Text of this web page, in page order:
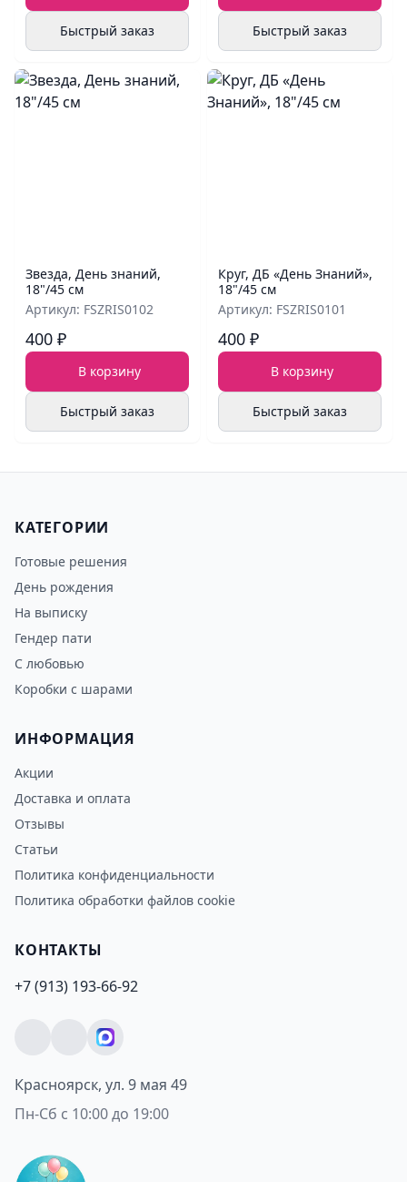
Быстрый заказ Быстрый заказ
Звезда, День знаний,
18"/45 см
Артикул: FSZRIS0102
400 ₽
В корзину
Быстрый заказ
Круг, ДБ «День Знаний»,
18"/45 см
Артикул: FSZRIS0101
400 ₽
В корзину
Быстрый заказ
КАТЕГОРИИ
Готовые решения
День рождения
На выписку
Гендер пати
С любовью
Коробки с шарами
ИНФОРМАЦИЯ
Акции
Доставка и оплата
Отзывы
Статьи
Политика конфиденциальности
Политика обработки файлов cookie
КОНТАКТЫ
+7 (913) 193-66-92
Красноярск, ул. 9 мая 49
Пн-Сб с 10:00 до 19:00